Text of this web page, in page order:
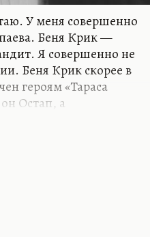
У меня совершенно
Беня Крик —
Я совершенно не
Беня Крик скорее в
героям «Тараса
Остап, а
«Тарас Бульба» и
история. Не надо
Чапаева у
не прописан. Это
главный герой